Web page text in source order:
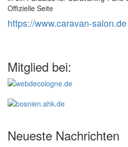
Offizielle Seite
https://www.caravan-salon.de
Mitglied bei:
Neueste Nachrichten